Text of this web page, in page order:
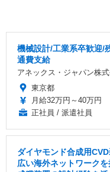
機械設計/工業系卒歓迎/
通費支給
アネックス・ジャパン株
東京都
月給32万円～40万円
正社員 / 派遣社員
ダイヤモンド合成用
広い海外ネットワーク